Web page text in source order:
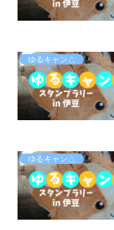
ゆるキャン△
ゆるキャン△